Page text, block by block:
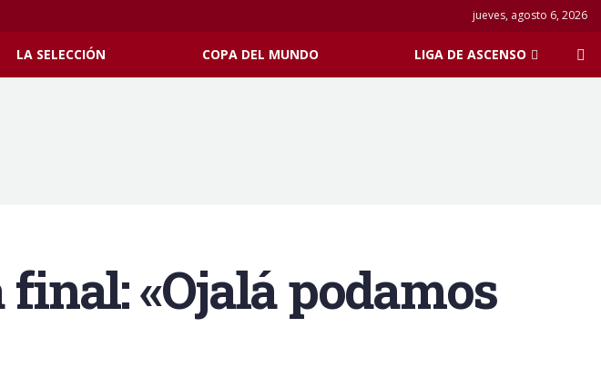
jueves, agosto 6, 2026
LA SELECCIÓN COPA DEL MUNDO LIGA DE ASCENSO
«Ojalá podamos